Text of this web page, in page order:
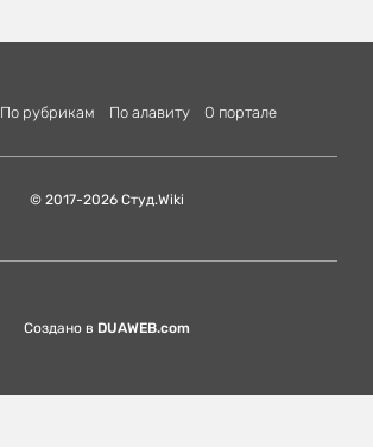
По рубрикам По алавиту О портале
© 2017-2026 Студ.Wiki
Создано в DUAWEB.com